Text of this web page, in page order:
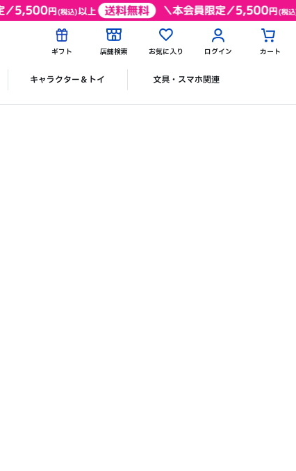
ギフト 店舗検索 お気に入り ログイン カート
キャラクター＆トイ 文具・スマホ関連